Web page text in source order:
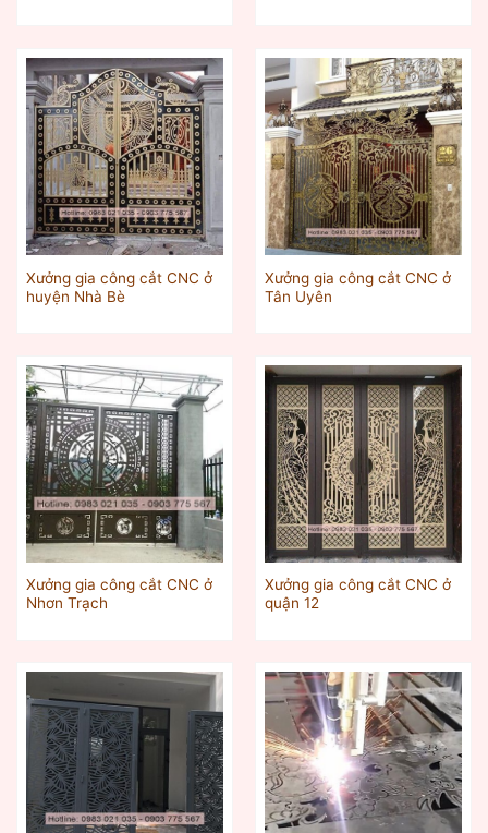
Xưởng gia công cắt CNC ở
huyện Nhà Bè
Xưởng gia công cắt CNC ở
Tân Uyên
Xưởng gia công cắt CNC ở
Nhơn Trạch
Xưởng gia công cắt CNC ở
quận 12